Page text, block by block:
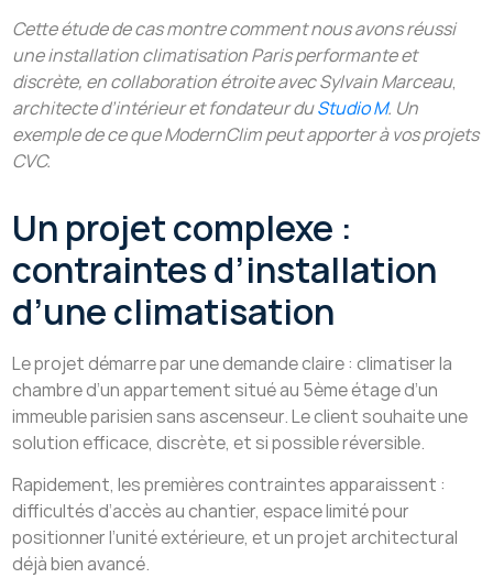
Cette étude de cas montre comment nous avons réussi
une installation climatisation Paris performante et
discrète, en collaboration étroite avec Sylvain Marceau,
architecte d’intérieur et fondateur duStudio M. Un
exemple de ce que ModernClim peut apporter à vos projets
CVC.
Un projet complexe :
contraintes d’installation
d’une climatisation
Le projet démarre par une demande claire : climatiser la
chambre d’un appartement situé au 5ème étage d’un
immeuble parisien sans ascenseur. Le client souhaite une
solution efficace, discrète, et si possible réversible.
Rapidement, les premières contraintes apparaissent :
difficultés d’accès au chantier, espace limité pour
positionner l’unité extérieure, et un projet architectural
déjà bien avancé.